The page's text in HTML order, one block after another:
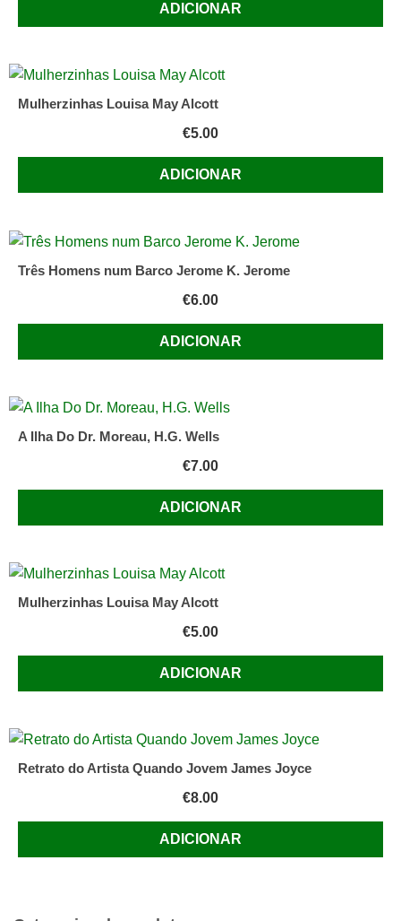
ADICIONAR
Mulherzinhas Louisa May Alcott
€5.00
ADICIONAR
Três Homens num Barco Jerome K. Jerome
€6.00
ADICIONAR
A Ilha Do Dr. Moreau, H.G. Wells
€7.00
ADICIONAR
Mulherzinhas Louisa May Alcott
€5.00
ADICIONAR
Retrato do Artista Quando Jovem James Joyce
€8.00
ADICIONAR